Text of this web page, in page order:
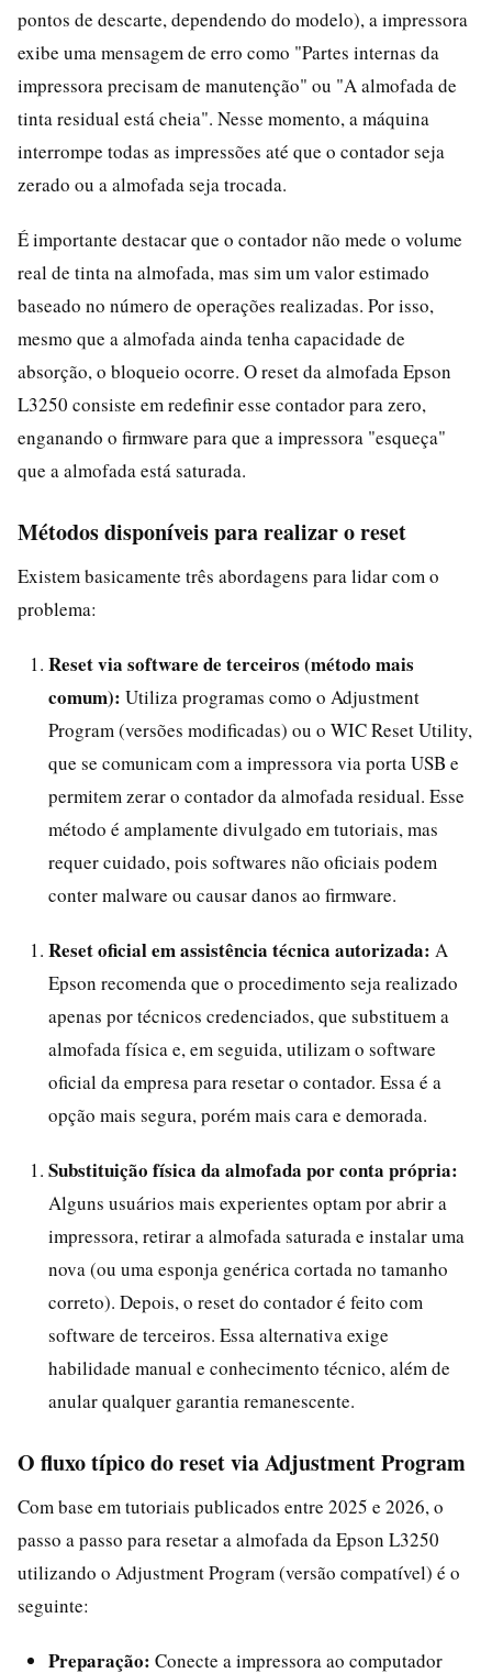
pontos de descarte, dependendo do modelo), a impressora
exibe uma mensagem de erro como "Partes internas da
impressora precisam de manutenção" ou "A almofada de
tinta residual está cheia". Nesse momento, a máquina
interrompe todas as impressões até que o contador seja
zerado ou a almofada seja trocada.
É importante destacar que o contador não mede o volume
real de tinta na almofada, mas sim um valor estimado
baseado no número de operações realizadas. Por isso,
mesmo que a almofada ainda tenha capacidade de
absorção, o bloqueio ocorre. O reset da almofada Epson
L3250 consiste em redefinir esse contador para zero,
enganando o firmware para que a impressora "esqueça"
que a almofada está saturada.
Métodos disponíveis para realizar o reset
Existem basicamente três abordagens para lidar com o
problema:
Reset via software de terceiros (método mais
comum): Utiliza programas como o Adjustment
Program (versões modificadas) ou o WIC Reset Utility,
que se comunicam com a impressora via porta USB e
permitem zerar o contador da almofada residual. Esse
método é amplamente divulgado em tutoriais, mas
requer cuidado, pois softwares não oficiais podem
conter malware ou causar danos ao firmware.
Reset oficial em assistência técnica autorizada: A
Epson recomenda que o procedimento seja realizado
apenas por técnicos credenciados, que substituem a
almofada física e, em seguida, utilizam o software
oficial da empresa para resetar o contador. Essa é a
opção mais segura, porém mais cara e demorada.
Substituição física da almofada por conta própria:
Alguns usuários mais experientes optam por abrir a
impressora, retirar a almofada saturada e instalar uma
nova (ou uma esponja genérica cortada no tamanho
correto). Depois, o reset do contador é feito com
software de terceiros. Essa alternativa exige
habilidade manual e conhecimento técnico, além de
anular qualquer garantia remanescente.
O fluxo típico do reset via Adjustment Program
Com base em tutoriais publicados entre 2025 e 2026, o
passo a passo para resetar a almofada da Epson L3250
utilizando o Adjustment Program (versão compatível) é o
seguinte:
Preparação: Conecte a impressora ao computador